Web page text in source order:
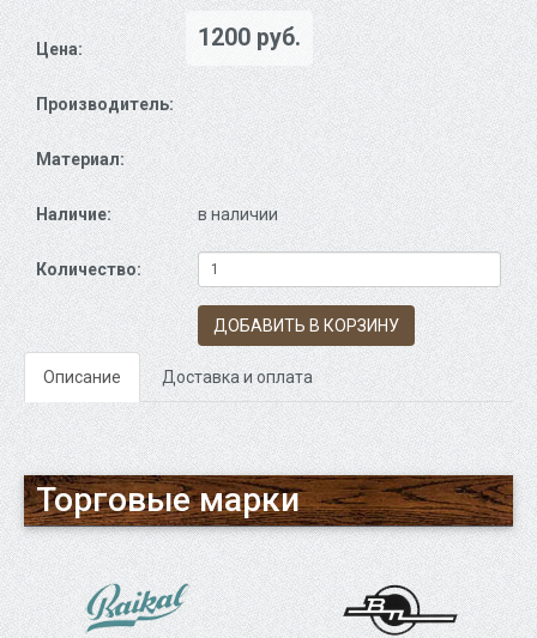
Цена: 1200 руб.
Производитель:
Материал:
Наличие: в наличии
Количество:
ДОБАВИТЬ В КОРЗИНУ
Описание Доставка и оплата
Торговые марки